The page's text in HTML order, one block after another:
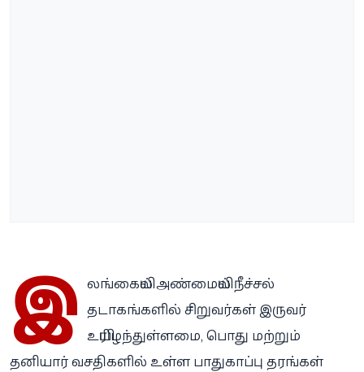
இ லங்கையில் அண்மையில் நீச்சல்
தடாகங்களில் சிறுவர்கள் இருவர்
உயிரிழந்துள்ளமை, பொது மற்றும்
தனியார் வசதிகளில் உள்ள பாதுகாப்பு தரங்கள்